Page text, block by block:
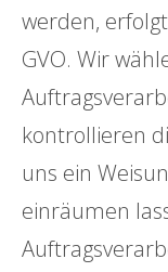
werden,
GVO. Wir
kontrollieren
uns ein
einräumen